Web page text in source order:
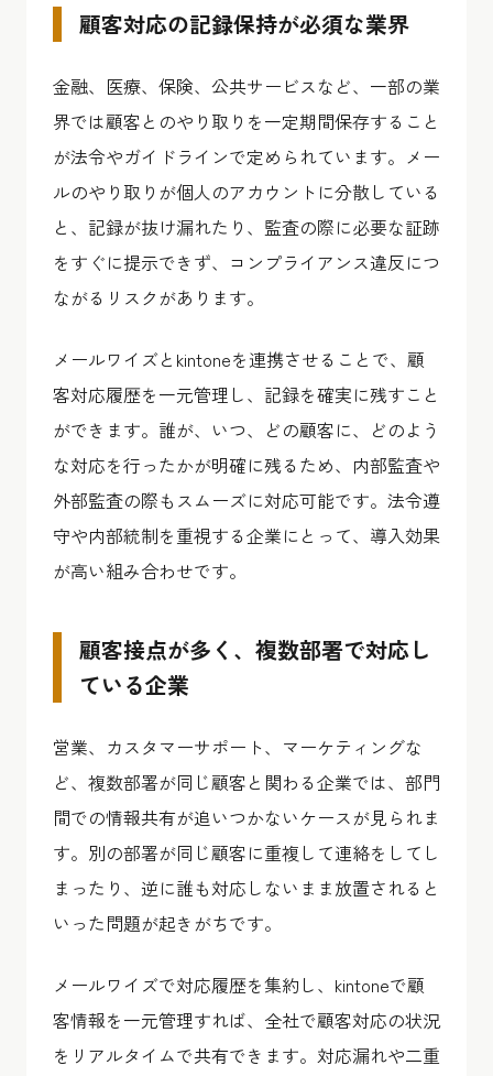
顧客対応の記録保持が必須な業界
金融、医療、保険、公共サービスなど、一部の業
界では顧客とのやり取りを一定期間保存すること
が法令やガイドラインで定められています。メー
ルのやり取りが個人のアカウントに分散している
と、記録が抜け漏れたり、監査の際に必要な証跡
をすぐに提示できず、コンプライアンス違反につ
ながるリスクがあります。
メールワイズとkintoneを連携させることで、顧
客対応履歴を一元管理し、記録を確実に残すこと
ができます。誰が、いつ、どの顧客に、どのよう
な対応を行ったかが明確に残るため、内部監査や
外部監査の際もスムーズに対応可能です。法令遵
守や内部統制を重視する企業にとって、導入効果
が高い組み合わせです。
顧客接点が多く、複数部署で対応し
ている企業
営業、カスタマーサポート、マーケティングな
ど、複数部署が同じ顧客と関わる企業では、部門
間での情報共有が追いつかないケースが見られま
す。別の部署が同じ顧客に重複して連絡をしてし
まったり、逆に誰も対応しないまま放置されると
いった問題が起きがちです。
メールワイズで対応履歴を集約し、kintoneで顧
客情報を一元管理すれば、全社で顧客対応の状況
をリアルタイムで共有できます。対応漏れや二重